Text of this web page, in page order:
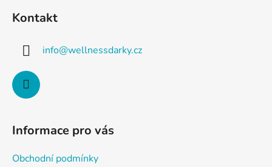
Kontakt
info@wellnessdarky.cz
Informace pro vás
Obchodní podmínky